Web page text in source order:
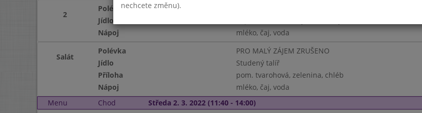
2
Polévka
Jídlo
Nápoj
mléko, čaj, voda
Salát
Polévka
PRO MALÝ ZÁJEM ZRUŠENO
Jídlo
Studený talíř
Příloha
pom. tvarohová, zelenina, chléb
Nápoj
mléko, čaj, voda
Menu
Chod Středa 2. 3. 2022 (11:40 - 14:00)
nechcete změnu).